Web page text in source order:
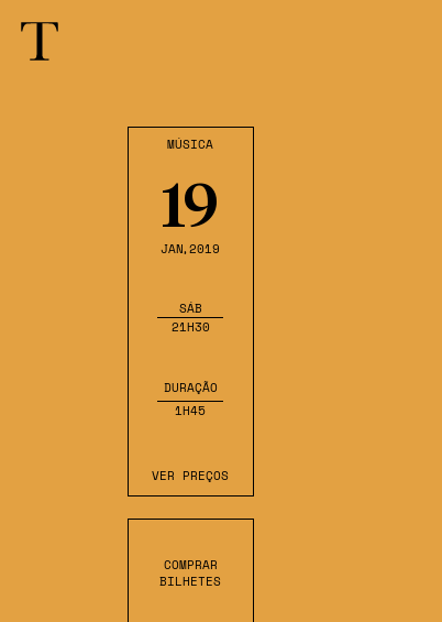
MÚSICA
19
JAN,2019
SÁB
21H30
DURAÇÃO
1H45
VER PREÇOS
COMPRAR
BILHETES